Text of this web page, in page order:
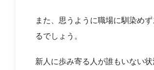
また、思うように職場に馴染め
るでしょう。
新人に歩み寄る人が誰もいない